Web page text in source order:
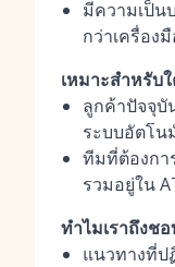
มีความเป็
กว่าเครื่อง
เหมาะสำหรับ
ลูกค้าปัจจุบั
ระบบอัตโน
ทีมที่ต้องกา
รวมอยู่ใน
ทำไมเราถึงช
แนวทางที่ป